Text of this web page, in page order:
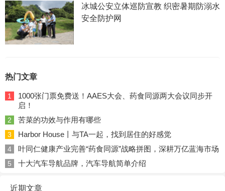
冰城公安立体巡防宣教 织密暑期防溺水
安全防护网
热门文章
1
1000张门票免费送！AAES大会、药食同源两大会议同步开
启！
2 苦菜的功效与作用有哪些
3 Harbor House丨与TA一起，找到居住的好感觉
4 叶同仁健康产业完善“药食同源”战略拼图，深耕万亿蓝海市场
5 十大汽车导航品牌，汽车导航简单介绍
近期文章